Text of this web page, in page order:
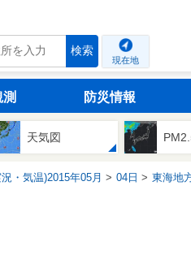
検索
現在地
防災情報
天気図
・気温)2015年05月 04日 東海地